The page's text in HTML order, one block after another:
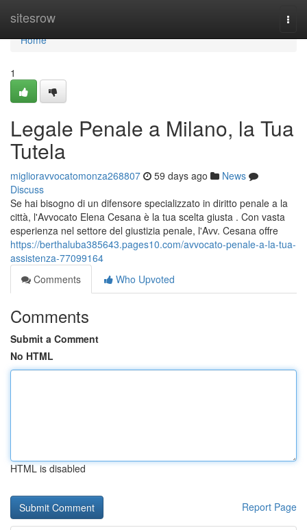
sitesrow
Home
Home
1
Legale Penale a Milano, la Tua
Tutela
miglioravvocatomonza268807 59 days ago
News
Discuss
Se hai bisogno di un difensore specializzato in diritto penale a la
città, l'Avvocato Elena Cesana è la tua scelta giusta . Con vasta
esperienza nel settore del giustizia penale, l'Avv. Cesana offre
https://berthaluba385643.pages10.com/avvocato-penale-a-la-tua-
assistenza-77099164
Comments
Who Upvoted
Comments
Submit a Comment
No HTML
HTML is disabled
Report Page